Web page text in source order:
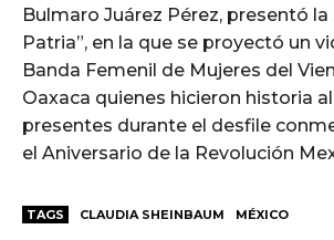
Bulmaro Juárez Pérez, presentó la
Patria”, en la que se proyectó un
Banda Femenil de Mujeres del
Oaxaca quienes hicieron historia
presentes durante el desfile
el Aniversario de la Revolución
TAGS CLAUDIA SHEINBAUM MÉXICO